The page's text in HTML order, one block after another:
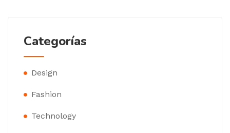
Categorías
Design
Fashion
Technology